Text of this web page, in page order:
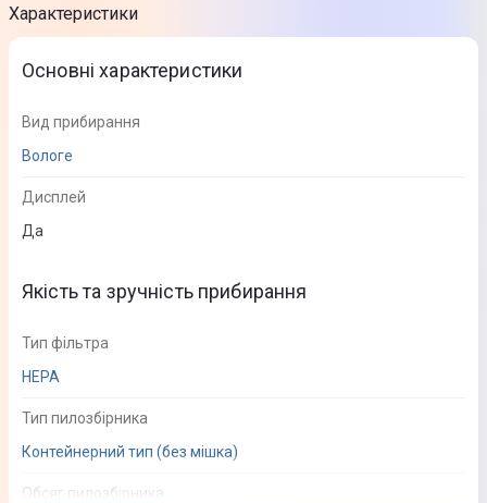
Характеристики
Основні характеристики
Вид прибирання
Вологе
Дисплей
Да
Якість та зручність прибирання
Тип фільтра
HEPA
Тип пилозбірника
Контейнерний тип (без мішка)
Обсяг пилозбірника